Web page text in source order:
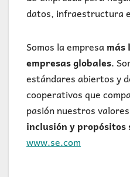
datos, infraestructura
Somos la empresamás
empresas globales.
estándares abiertos y
cooperativos que
pasión nuestros
inclusión y
www.se.com